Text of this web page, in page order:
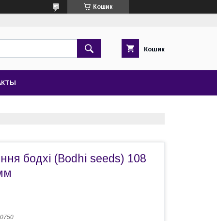
Кошик
Кошик
бодхі (Bodhi seeds) 108